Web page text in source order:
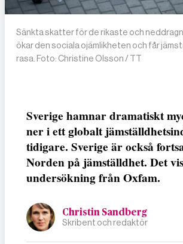
Sänkta skatter för de rikaste och
ökar den sociala ojämlikheten och får
rasa. Foto: Christine Olsson / TT
Sverige hamnar dramatiskt
ner i ett globalt
tidigare. Sverige är också
Norden på jämställdhet. Det
undersökning från Oxfam.
Christin Sandberg
Skribent och redaktör